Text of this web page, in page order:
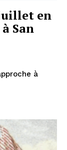
en
San
à